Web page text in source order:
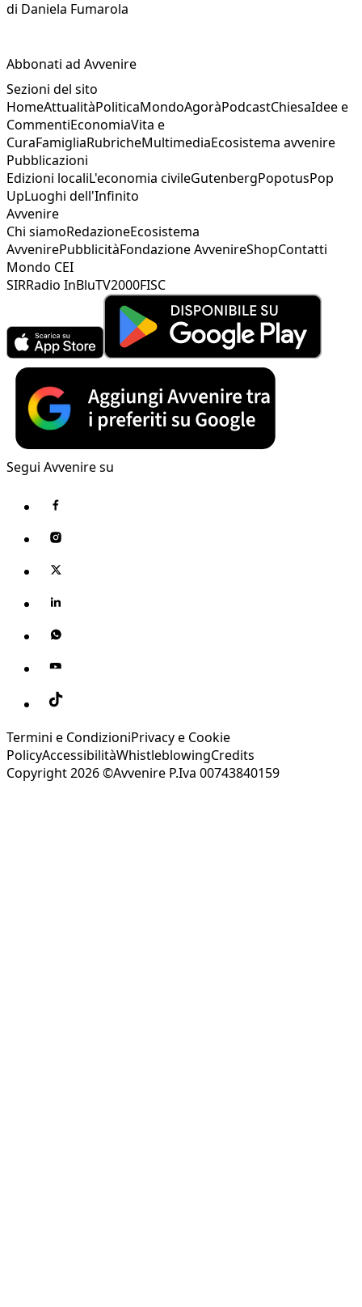
di Daniela Fumarola
Abbonati ad Avvenire
Sezioni del sito
HomeAttualitàPoliticaMondoAgoràPodcastChiesaIdee e
CommentiEconomiaVita e
CuraFamigliaRubricheMultimediaEcosistema avvenire
Pubblicazioni
Edizioni localiL'economia civileGutenbergPopotusPop
UpLuoghi dell'Infinito
Avvenire
Chi siamoRedazioneEcosistema
AvvenirePubblicitàFondazione AvvenireShopContatti
Mondo CEI
SIRRadio InBluTV2000FISC
Segui Avvenire su
Termini e CondizioniPrivacy e Cookie
PolicyAccessibilitàWhistleblowingCredits
Copyright 2026 ©Avvenire P.Iva 00743840159